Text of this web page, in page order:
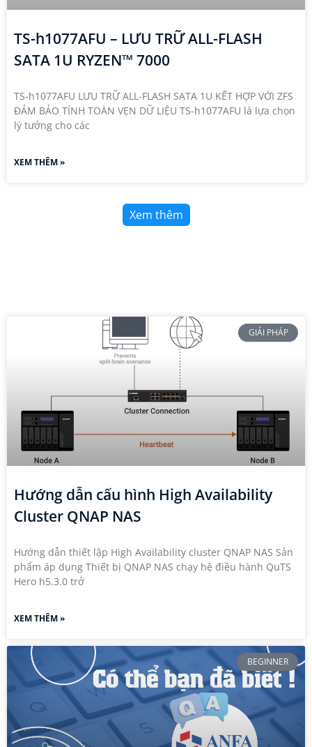
TS-h1077AFU – LƯU TRỮ ALL-FLASH
SATA 1U RYZEN™ 7000
TS-h1077AFU LƯU TRỮ ALL-FLASH SATA 1U KẾT HỢP VỚI ZFS
ĐẢM BẢO TÍNH TOÀN VẸN DỮ LIỆU TS-h1077AFU là lựa chọn
lý tưởng cho các
XEM THÊM »
Xem thêm
GIẢI PHÁP
Hướng dẫn cấu hình High Availability
Cluster QNAP NAS
Hướng dẫn thiết lập High Availability cluster QNAP NAS Sản
phẩm áp dụng Thiết bị QNAP NAS chạy hệ điều hành QuTS
Hero h5.3.0 trở
XEM THÊM »
BEGINNER